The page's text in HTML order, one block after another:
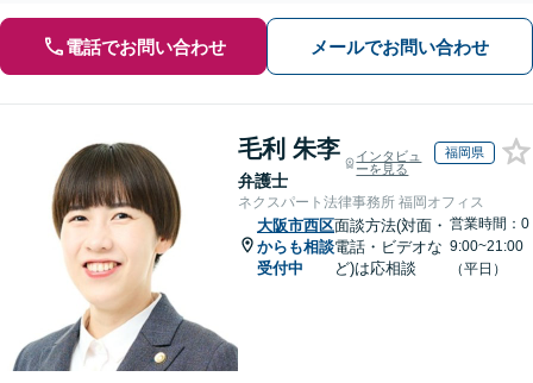
電話でお問い合わせ メールでお問い合わせ
毛利 朱李
弁護士
インタビュ
ーを見る
福岡県
ネクスパート法律事務所 福岡オフィス
大阪市西区
からも相談
受付中
面談方法(対面・
電話・ビデオな
ど)は応相談
営業時間：0
9:00~21:00
（平日）